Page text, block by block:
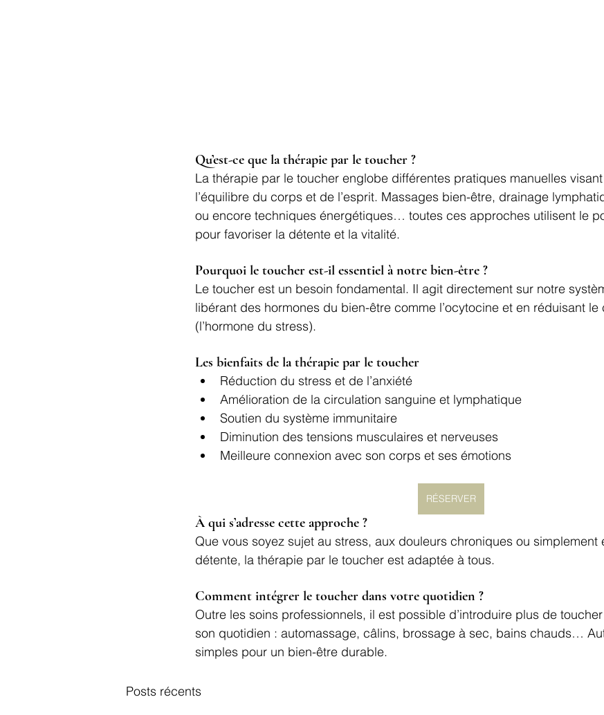
Qu’est-ce que la thérapie par le toucher ?
La thérapie par le toucher englobe différentes pratiques manuelles
l’équilibre du corps et de l’esprit. Massages bien-être, drainage
ou encore techniques énergétiques… toutes ces approches utilisent le
pour favoriser la détente et la vitalité.
Pourquoi le toucher est-il essentiel à notre bien-être ?
Le toucher est un besoin fondamental. Il agit directement sur notre
libérant des hormones du bien-être comme l’ocytocine et en réduisant le
(l’hormone du stress).
Les bienfaits de la thérapie par le toucher
Réduction du stress et de l’anxiété
Amélioration de la circulation sanguine et lymphatique
Soutien du système immunitaire
Diminution des tensions musculaires et nerveuses
Meilleure connexion avec son corps et ses émotions
RÉSERVER
À qui s’adresse cette approche ?
Que vous soyez sujet au stress, aux douleurs chroniques ou simplement
détente, la thérapie par le toucher est adaptée à tous.
Comment intégrer le toucher dans votre quotidien ?
Outre les soins professionnels, il est possible d’introduire plus de
son quotidien : automassage, câlins, brossage à sec, bains chauds…
simples pour un bien-être durable.
Posts récents